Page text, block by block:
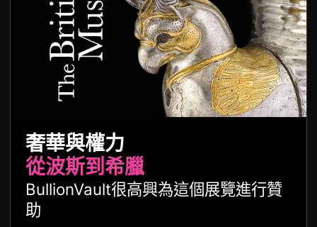
奢華與權力
從波斯到希臘
BullionVault很高興為這個展覽進行贊
助